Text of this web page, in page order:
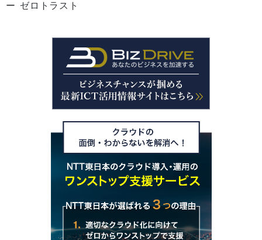
ゼロトラスト